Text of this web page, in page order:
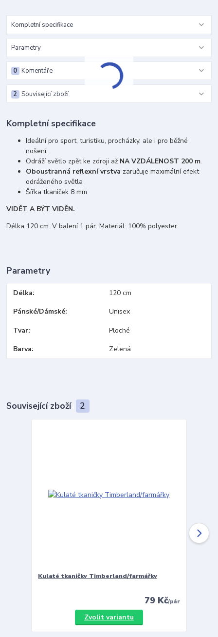
Kompletní specifikace
Parametry
Komentáře
0
Související zboží
2
Kompletní specifikace
Ideální pro sport, turistiku, procházky, ale i pro běžné
nošení.
Odráží světlo zpět ke zdroji až NA VZDÁLENOST 200 m.
Oboustranná reflexní vrstva zaručuje maximální efekt
odráženého světla
Šířka tkaniček 8 mm
VIDĚT A BÝT VIDĚN.
Délka 120 cm. V balení 1 pár. Materiál: 100% polyester.
Parametry
Délka 120 cm
Pánské/Dámské Unisex
Tvar Ploché
Barva Zelená
Související zboží 2
Kulaté tkaničky Timberland/farmářky
79 Kč/pár
Zvolit variantu